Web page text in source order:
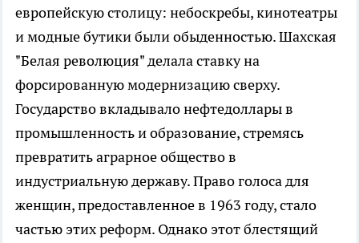
европейскую столицу: небоскребы, кинотеатры
и модные бутики были обыденностью. Шахская
"Белая революция" делала ставку на
форсированную модернизацию сверху.
Государство вкладывало нефтедоллары в
промышленность и образование, стремясь
превратить аграрное общество в
индустриальную державу. Право голоса для
женщин, предоставленное в 1963 году, стало
частью этих реформ. Однако этот блестящий